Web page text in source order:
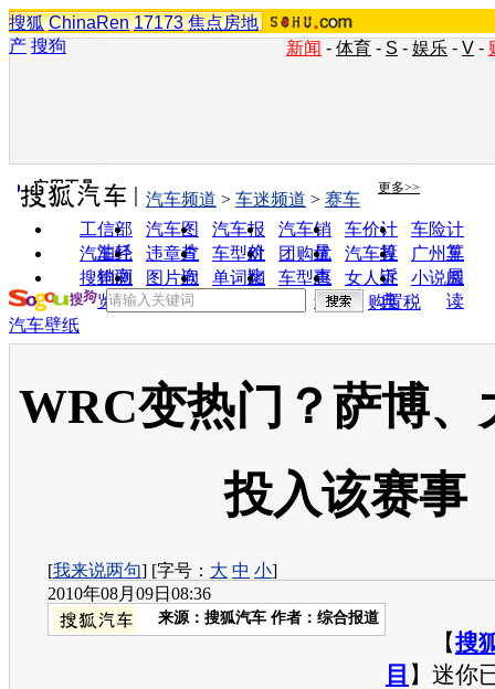
搜狐 ChinaRen 17173 焦点房地
产 搜狗 新闻 - 体育 - S - 娱乐 - V -
实用工具 更多>>
工信部
油耗
汽车图
片
汽车报
价
汽车销
量
车价计
算
车险计
算
汽车经
销商
违章查
询
车型对
比
团购优
惠
汽车投
诉
广州车
展
搜狗浏
览器
图片欣
赏
单词翻
车型查
询
女人宝
典
小说阅
读
汽车频道 > 车迷频道 > 赛车
购置税
汽车壁纸
WRC变热门？萨博、
投入该赛事
[我来说两句] [字号： 大 中 小]
2010年08月09日08:36
来源： 搜狐汽车 作者：综合报道
【搜
目 】 迷你